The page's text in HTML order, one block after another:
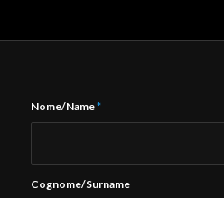
Nome/Name*
Cognome/Surname